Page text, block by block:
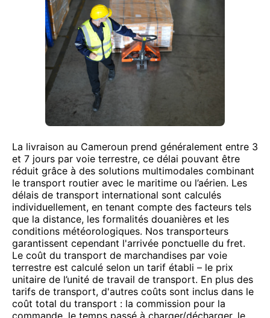
La livraison au Cameroun prend généralement entre 3
et 7 jours par voie terrestre, ce délai pouvant être
réduit grâce à des solutions multimodales combinant
le transport routier avec le maritime ou l’aérien. Les
délais de transport international sont calculés
individuellement, en tenant compte des facteurs tels
que la distance, les formalités douanières et les
conditions météorologiques. Nos transporteurs
garantissent cependant l'arrivée ponctuelle du fret.
Le coût du transport de marchandises par voie
terrestre est calculé selon un tarif établi – le prix
unitaire de l’unité de travail de transport. En plus des
tarifs de transport, d'autres coûts sont inclus dans le
coût total du transport : la commission pour la
commande, le temps passé à charger/décharger, le